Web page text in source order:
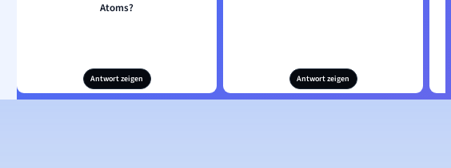
Atoms?
Antwort zeigen Antwort zeigen